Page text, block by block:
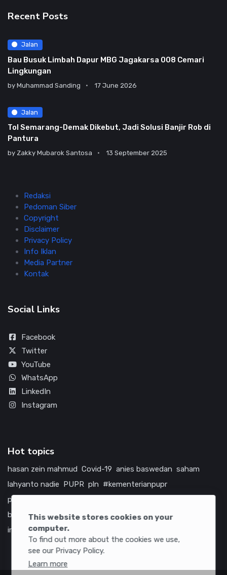
This website stores cookies on your
computer.
To find out more about the cookies we use,
see our Privacy Policy.
Learn more
Recent Posts
Jalan
Bau Busuk Limbah Dapur MBG Jagakarsa 008 Cemari
Lingkungan
by Muhammad Sanding 17 June 2026
Jalan
Tol Semarang-Demak Dikebut, Jadi Solusi Banjir Rob di
Pantura
by Zakky Mubarok Santosa 13 September 2025
Redaksi
Pedoman Siber
Copyright
Disclaimer
Privacy Policy
Info Iklan
Media Partner
Kontak
Social Links
Facebook
Twitter
YouTube
WhatsApp
LinkedIn
Instagram
Hot topics
hasan zein mahmud Covid-19 anies baswedan saham
lahyanto nadie PUPR pln #kementerianpupr
prabowo subianto
bumn
jasa marga jtts china tol amerika serikat
infrastruktur